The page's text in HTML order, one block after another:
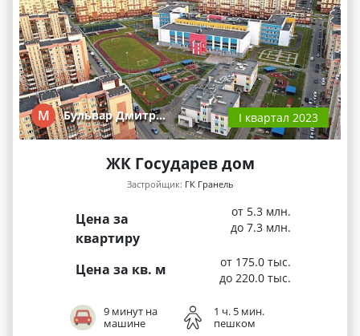
М Бульвар Дмитр… I квартал 2023
ЖК Государев дом
Застройщик: ГК Гранель
Цена за
квартиру
от 5.3 млн.
до 7.3 млн.
Цена за кв. м
от 175.0 тыс.
до 220.0 тыс.
9 минут на
машине
1 ч. 5 мин.
пешком